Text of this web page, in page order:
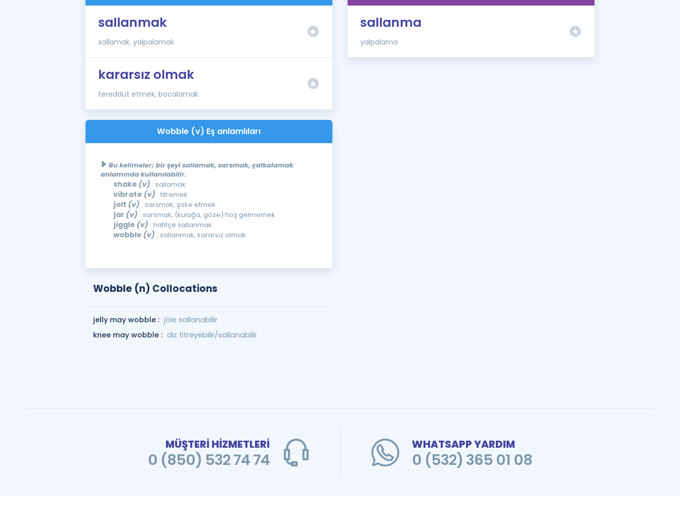
sallanmak
sallamak, yalpalamak
kararsız olmak
tereddüt etmek, bocalamak
Wobble (v) Eş anlamlıları
Bu kelimeler; bir şeyi sallamak, sarsmak, çalkalamak
anlamında kullanılabilir.
shake (v) : sallamak
vibrate (v) : titremek
jolt (v) : sarsmak, şoke etmek
jar (v) : sarsmak, (kulağa, göze) hoş gelmemek
jiggle (v) : hafifçe sallanmak
wobble (v) : sallanmak, kararsız olmak
Wobble (n) Collocations
jelly may wobble : jöle sallanabilir
knee may wobble : diz titreyebilir/sallanabilir
sallanma
yalpalama
MÜŞTERİ HİZMETLERİ
0 (850) 532 74 74
WHATSAPP YARDIM
0 (532) 365 01 08